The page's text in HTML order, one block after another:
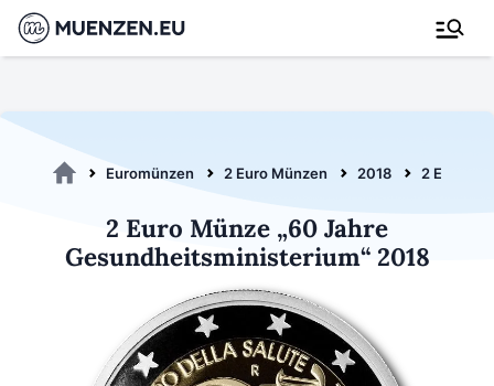
Euromünzen 2 Euro Münzen 2018 2 Euro
2 Euro Münze „60 Jahre
Gesundheitsministerium“ 2018